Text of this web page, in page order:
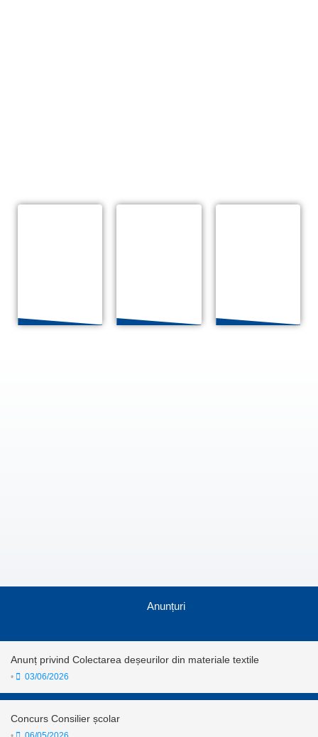
Anunțuri
Anunț privind Colectarea deșeurilor din materiale textile
• 03/06/2026
Concurs Consilier școlar